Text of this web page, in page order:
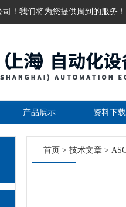
！我们将为您提供周到的服务！
产品展示 资料下载
首页 > 技术文章 >